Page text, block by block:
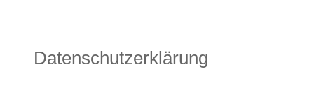
Datenschutzerklärung